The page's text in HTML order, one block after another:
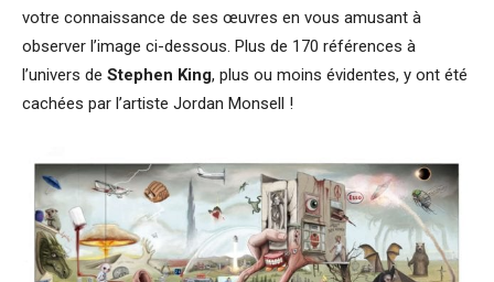
votre connaissance de ses œuvres en vous amusant à
observer l’image ci-dessous. Plus de 170 références à
l’univers de Stephen King, plus ou moins évidentes, y ont été
cachées par l’artiste Jordan Monsell !